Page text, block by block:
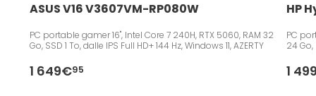
ASUS V16 V3607VM-RP080W
PC portable gamer 16", Intel Core 7 240H, RTX 5060, RAM 32
Go, SSD 1 To, dalle IPS Full HD+ 144 Hz, Windows 11, AZERTY
1 649€95
HP
PC
24 Go,
1